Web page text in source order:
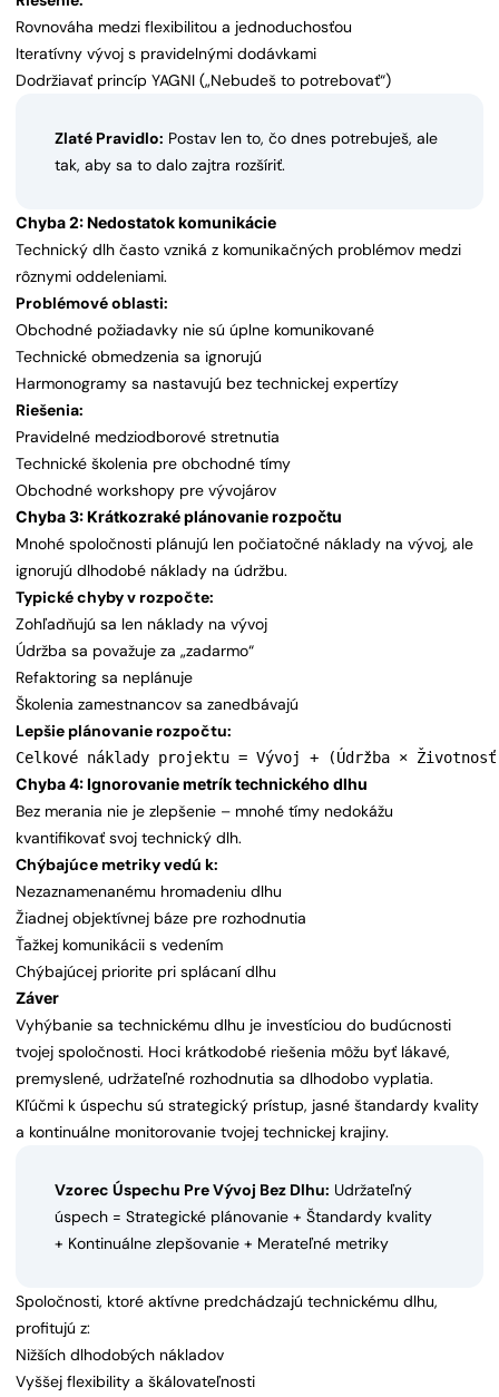
Rovnováha medzi flexibilitou a jednoduchosťou
Iteratívny vývoj s pravidelnými dodávkami
Dodržiavať princíp YAGNI („Nebudeš to potrebovať“)
Zlaté Pravidlo: Postav len to, čo dnes potrebuješ, ale
tak, aby sa to dalo zajtra rozšíriť.
Chyba 2: Nedostatok komunikácie
Technický dlh často vzniká z komunikačných problémov medzi
rôznymi oddeleniami.
Problémové oblasti:
Obchodné požiadavky nie sú úplne komunikované
Technické obmedzenia sa ignorujú
Harmonogramy sa nastavujú bez technickej expertízy
Riešenia:
Pravidelné medziodborové stretnutia
Technické školenia pre obchodné tímy
Obchodné workshopy pre vývojárov
Chyba 3: Krátkozraké plánovanie rozpočtu
Mnohé spoločnosti plánujú len počiatočné náklady na vývoj, ale
ignorujú dlhodobé náklady na údržbu.
Typické chyby v rozpočte:
Zohľadňujú sa len náklady na vývoj
Údržba sa považuje za „zadarmo“
Refaktoring sa neplánuje
Školenia zamestnancov sa zanedbávajú
Lepšie plánovanie rozpočtu:
Celkové náklady projektu = Vývoj + (Údržba ×
Chyba 4: Ignorovanie metrík technického dlhu
Bez merania nie je zlepšenie – mnohé tímy nedokážu
kvantifikovať svoj technický dlh.
Chýbajúce metriky vedú k:
Nezaznamenanému hromadeniu dlhu
Žiadnej objektívnej báze pre rozhodnutia
Ťažkej komunikácii s vedením
Chýbajúcej priorite pri splácaní dlhu
Záver
Vyhýbanie sa technickému dlhu je investíciou do budúcnosti
tvojej spoločnosti. Hoci krátkodobé riešenia môžu byť lákavé,
premyslené, udržateľné rozhodnutia sa dlhodobo vyplatia.
Kľúčmi k úspechu sú strategický prístup, jasné štandardy kvality
a kontinuálne monitorovanie tvojej technickej krajiny.
Vzorec Úspechu Pre Vývoj Bez Dlhu: Udržateľný
úspech = Strategické plánovanie + Štandardy kvality
+ Kontinuálne zlepšovanie + Merateľné metriky
Spoločnosti, ktoré aktívne predchádzajú technickému dlhu,
profitujú z:
Nižších dlhodobých nákladov
Vyššej flexibility a škálovateľnosti